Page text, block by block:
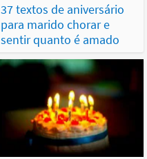
37 textos de aniversário
para marido chorar e
sentir quanto é amado